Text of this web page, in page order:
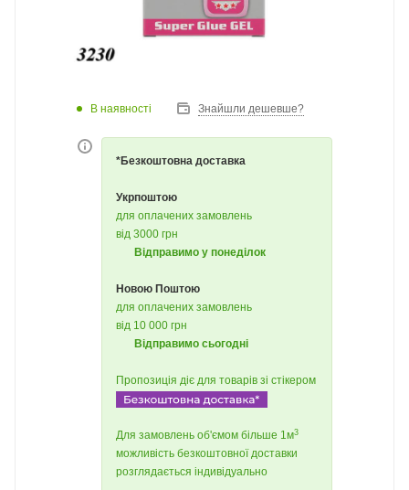
В наявності Знайшли дешевше?
*Безкоштовна доставка
Укрпоштою
для оплачених замовлень
від 3000 грн
Відправимо у понеділок
Новою Поштою
для оплачених замовлень
від 10 000 грн
Відправимо сьогодні
Пропозиція діє для товарів зі стікером
Для замовлень об'ємом більше 1м3
можливість безкоштовної доставки
розглядається індивідуально